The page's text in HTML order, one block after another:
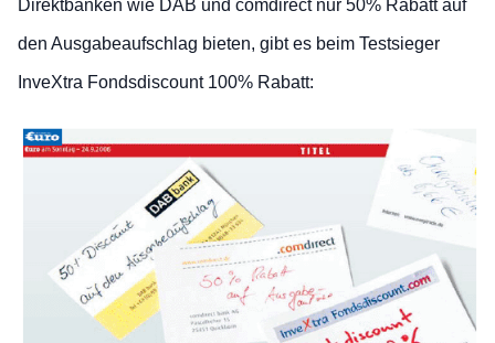
Direktbanken wie DAB und comdirect nur 50% Rabatt auf
den Ausgabeaufschlag bieten, gibt es beim Testsieger
InveXtra Fondsdiscount 100% Rabatt: